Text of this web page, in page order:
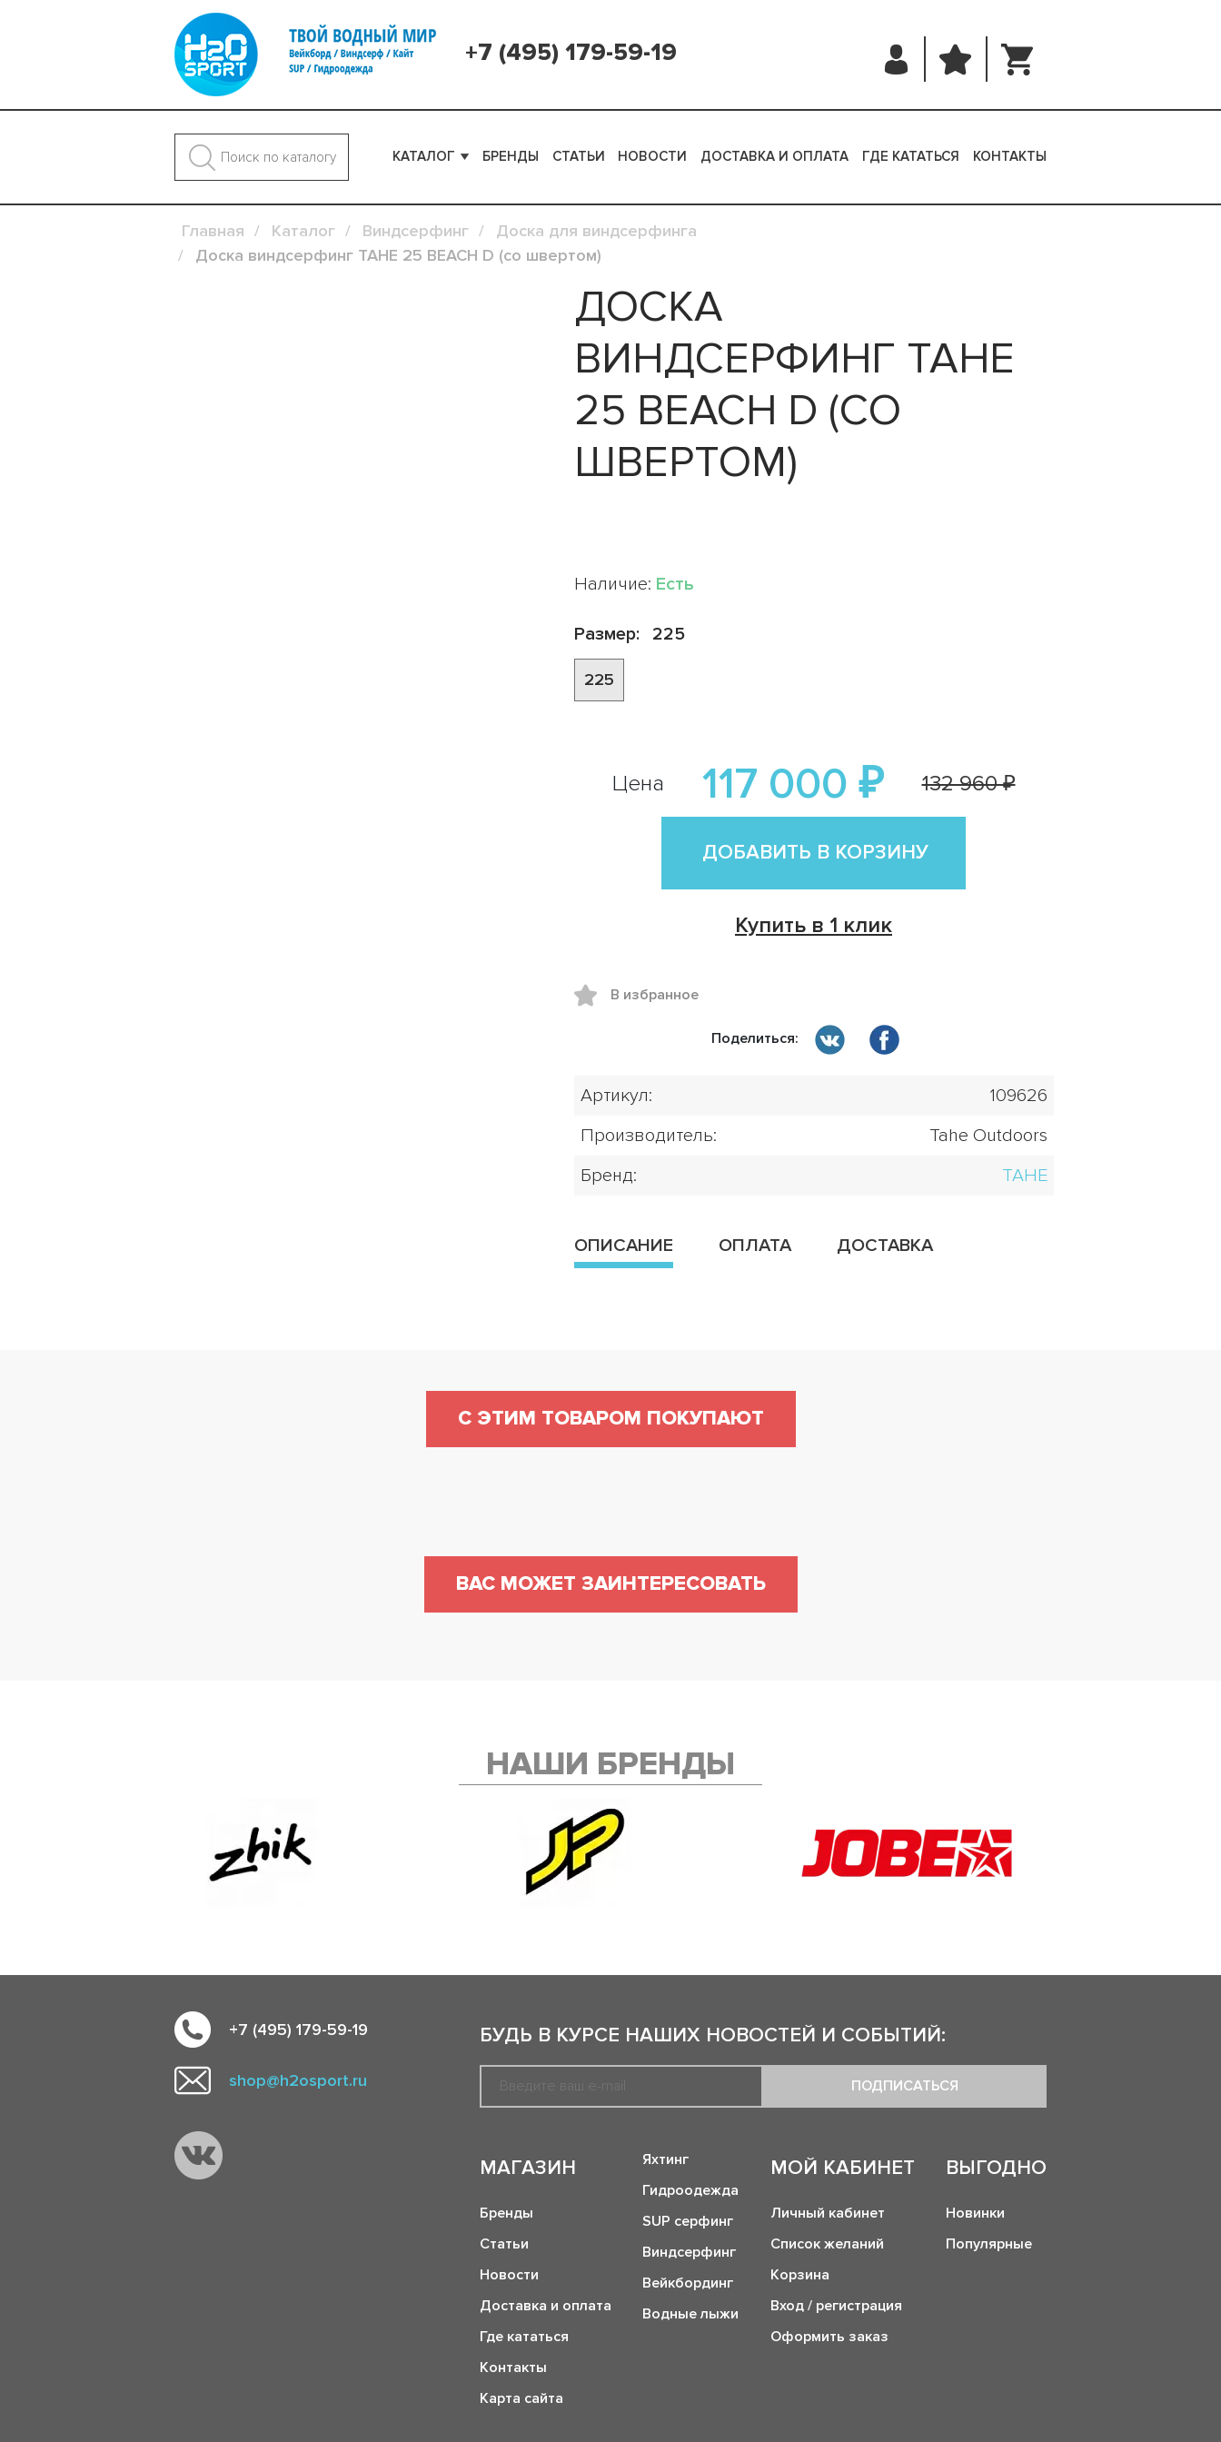
+7 (495) 179-59-19
КАТАЛОГ БРЕНДЫ СТАТЬИ НОВОСТИ ДОСТАВКА И ОПЛАТА ГДЕ КАТАТЬСЯ КОНТАКТЫ
Главная Каталог Виндсерфинг
Доска для виндсерфинга
Доска виндсерфинг TAHE 25 BEACH D (со швертом)
ДОСКА
ВИНДСЕРФИНГ TAHE
25 BEACH D (СО
ШВЕРТОМ)
Наличие: Есть
Размер: 225
225
Цена 117 000 ₽ 132 960 ₽
ДОБАВИТЬ В КОРЗИНУ
Купить в 1 клик
В избранное
Поделиться:
Артикул:
109626
Производитель:
Tahe Outdoors
Бренд:
TAHE
ОПИСАНИЕ ОПЛАТА ДОСТАВКА
С ЭТИМ ТОВАРОМ ПОКУПАЮТ
ВАС МОЖЕТ ЗАИНТЕРЕСОВАТЬ
НАШИ БРЕНДЫ
+7 (495) 179-59-19
shop@h2osport.ru
БУДЬ В КУРСЕ НАШИХ НОВОСТЕЙ И СОБЫТИЙ:
ПОДПИСАТЬСЯ
МАГАЗИН
Бренды
Статьи
Новости
Доставка и оплата
Где кататься
Контакты
Карта сайта
Яхтинг
Гидроодежда
SUP серфинг
Виндсерфинг
Вейкбординг
Водные лыжи
МОЙ КАБИНЕТ
Личный кабинет
Список желаний
Корзина
Вход / регистрация
Оформить заказ
ВЫГОДНО
Новинки
Популярные